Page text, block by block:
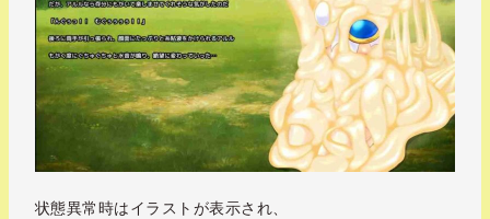
状態異常時はイラストが表示され、